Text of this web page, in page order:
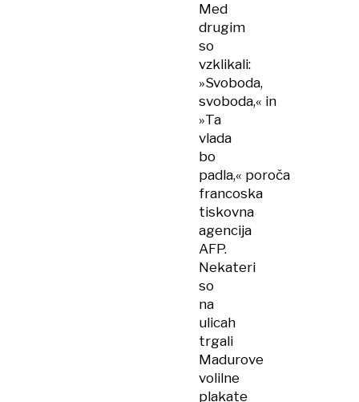
Med
drugim
so
vzklikali:
»Svoboda,
svoboda,« in
»Ta
vlada
bo
padla,« poroča
francoska
tiskovna
agencija
AFP.
Nekateri
so
na
ulicah
trgali
Madurove
volilne
plakate